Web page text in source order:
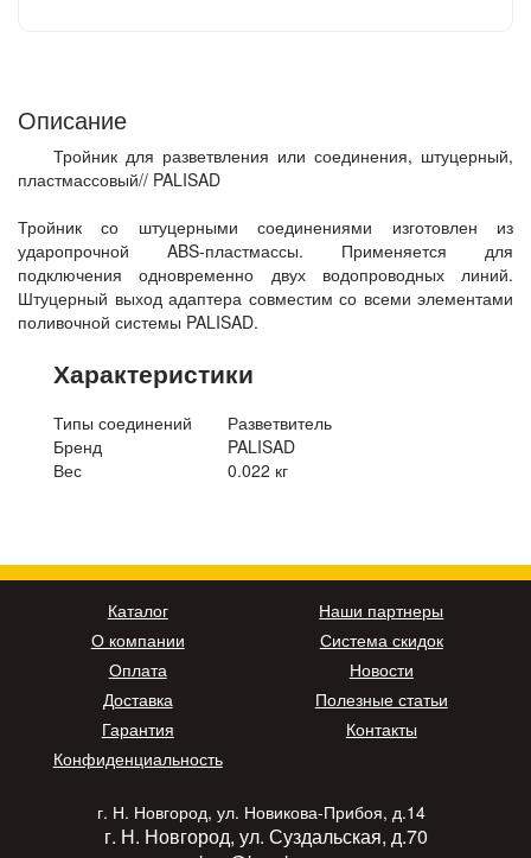
Описание
Тройник для разветвления или соединения, штуцерный,
пластмассовый// PALISAD
Тройник со штуцерными соединениями изготовлен из
ударопрочной ABS-пластмассы. Применяется для
подключения одновременно двух водопроводных линий.
Штуцерный выход адаптера совместим со всеми элементами
поливочной системы PALISAD.
Характеристики
Типы соединений
Разветвитель
Бренд
PALISAD
Вес
0.022 кг
Каталог
О компании
Оплата
Доставка
Гарантия
Конфиденциальность
Наши партнеры
Система скидок
Новости
Полезные статьи
Контакты
г. Н. Новгород, ул. Новикова-Прибоя, д.14
г. Н. Новгород, ул. Суздальская, д.70